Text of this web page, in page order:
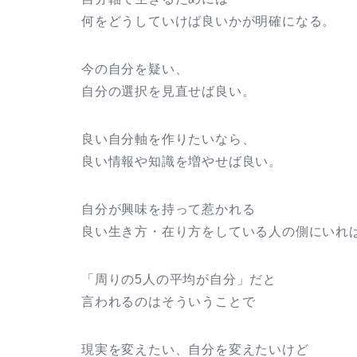
何をどうしていけば良いかが明確になる。
今の自分を疑い、
自分の選択を見直せば良い。
良い自分軸を作りたいなら、
良い情報や知識を増やせば良い。
自分が興味を持って惹かれる
良い生き方・在り方をしている人の側にいれ
「周りの5人の平均が自分」だと
言われるのはそういうことで
現実を変えたい、自分を変えたいけど